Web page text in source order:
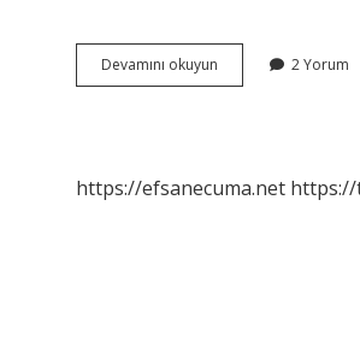
Devamını okuyun
Icra
2 Yorum
https://efsanecuma.net https://